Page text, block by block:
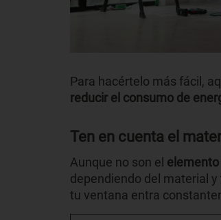
Para hacértelo más fácil,
reducir el consumo de
Ten en cuenta el
Aunque no son el
dependiendo del material
tu ventana entra